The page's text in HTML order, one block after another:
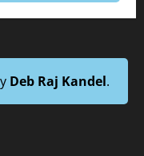
Deb Raj Kandel.